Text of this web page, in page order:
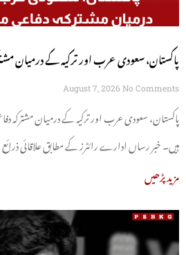
پاکستان، سعودی عرب اور ترکیہ کے درمیان
August 7, 2026 No Comments
پاکستان، سعودی عرب اور ترکیہ کے درمیان مشترکہ
ہیں۔ خبر رساں ادارے رائٹرز کے مطابق علاقائی ذرائع
مزید پڑھیں